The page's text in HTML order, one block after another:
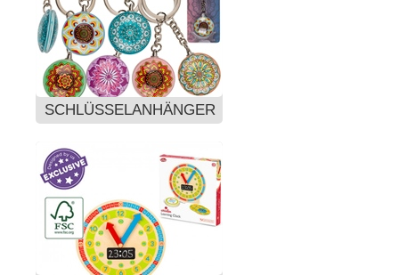
SCHLÜSSELANHÄNGER